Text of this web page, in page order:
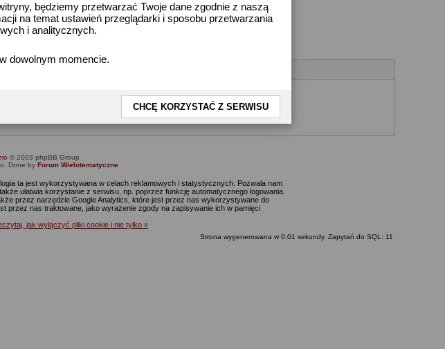
będziemy przetwarzać Twoje dane zgodnie z naszą
na temat ustawień przeglądarki i sposobu przetwarzania
i analitycznych.
dowolnym momencie.
CHCĘ KORZYSTAĆ Z SERWISU
żeby przejść do formularza rejestracyjnego.
© 2003 phpBB Group
Done by Forum Wielotematyczne
ta jest wykorzystywana w celach reklamowych i statystycznych. Pozwala nam
ułatwia korzystanie z serwisu, np. poprzez funkcję automatycznego logowania.
przez narzędzie Google Analytics, które jest przez nas wykorzystywane do
przez nas traktowane, jako wyrażenie zgody na zapisywanie ich w pamięci
jak wyłączyć pliki cookie i nie tylko »
Strona wygenerowana w 0.01 sekundy. Zapytań do SQL: 11